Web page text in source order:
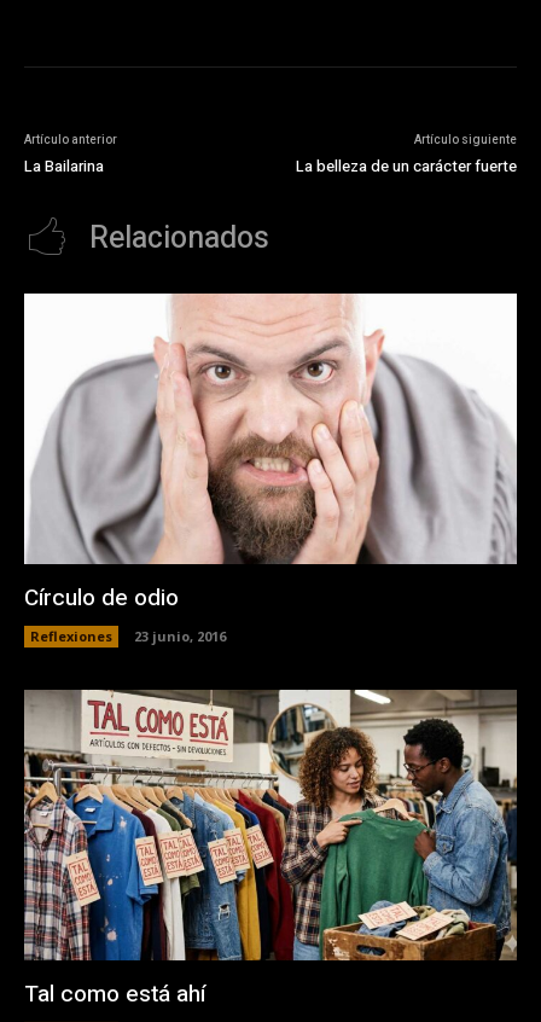
Artículo anterior
La Bailarina
Artículo siguiente
La belleza de un carácter fuerte
Relacionados
Círculo de odio
Reflexiones 23 junio, 2016
Tal como está ahí